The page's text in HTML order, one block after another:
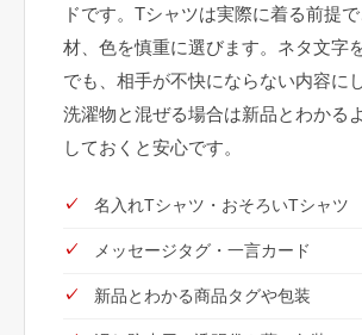
ドです。Tシャツは実際に着る前提
材、色を慎重に選びます。ネタ文字
でも、相手が不快にならない内容に
洗濯物と混ぜる場合は新品とわかる
しておくと安心です。
名入れTシャツ・おそろいTシャツ
メッセージタグ・一言カード
新品とわかる商品タグや包装